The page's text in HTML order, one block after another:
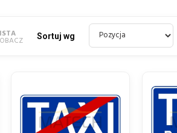
Sortuj wg